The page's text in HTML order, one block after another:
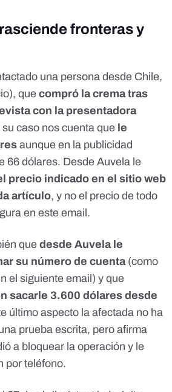
fronteras y
una persona desde Chile,
que compró la crema tras
con la presentadora
su caso nos cuenta que le
aunque en la publicidad
66 dólares. Desde Auvela le
precio indicado en el sitio web
artículo, y no el precio de todo
en este email.
que desde Auvela le
su número de cuenta(como
el siguiente email) y que
sacarle 3.600 dólares desde
último aspecto la afectada no ha
prueba escrita, pero afirma
a bloquear la operación y le
por teléfono.